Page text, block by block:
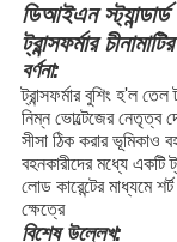
ডিআইএন
ট্রান্সফর্মার
বর্ণনা:
ট্রান্সফর্মার বুশিং হ'ল
নিম্ন ভোল্টেজের নেতৃত্ব
সীসা ঠিক করার ভূমিকাও
বহনকারীদের মধ্যে একটি
লোড কারেন্টের মাধ্যমে শর্ট
ক্ষেত্রে
বিশেষ উল্লেখ: